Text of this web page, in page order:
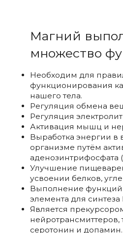
Магний
множество
Необходим для
функционирования
нашего тела.
Регуляция обмена
Регуляция
Активация мышц и
Выработка энергии в
организме путём
аденозинтрифосфата
Улучшение
усвоении белков,
Выполнение функций
элемента для
Является
нейротрансмиттеров,
серотонин и допамин.